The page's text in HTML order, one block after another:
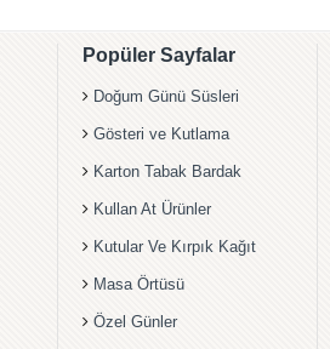
Popüler Sayfalar
Doğum Günü Süsleri
Gösteri ve Kutlama
Karton Tabak Bardak
Kullan At Ürünler
Kutular Ve Kırpık Kağıt
Masa Örtüsü
Özel Günler